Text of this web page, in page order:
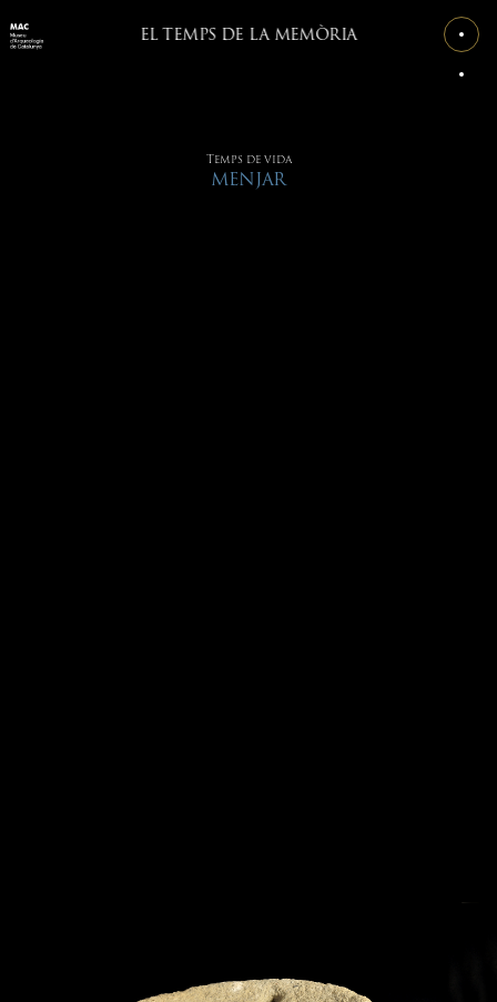
EL TEMPS DE LA MEMÒRIA
Temps de vida
MENJAR